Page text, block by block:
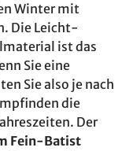
Winter mit
Die Leicht-
ist das
Sie eine
Sie also je nach
die
Der
Fein-Batist